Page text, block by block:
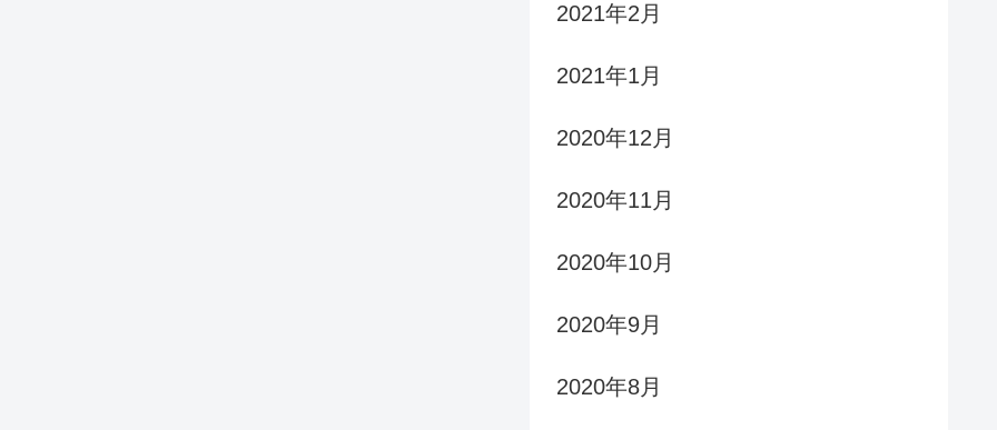
2021年2月
2021年1月
2020年12月
2020年11月
2020年10月
2020年9月
2020年8月